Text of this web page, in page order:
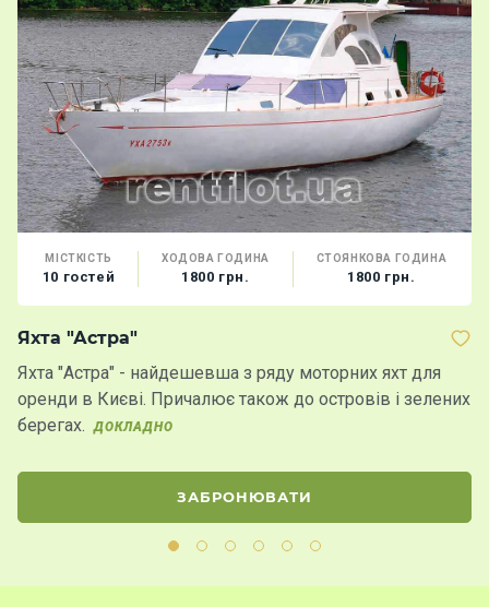
МІСТКІСТЬ
10 гостей
ХОДОВА ГОДИНА
1800 грн.
СТОЯНКОВА ГОДИНА
1800 грн.
Яхта "Астра"
Яхта "Астра" - найдешевша з ряду моторних яхт для
оренди в Києві. Причалює також до островів і зелених
берегах.
ДОКЛАДНО
ЗАБРОНЮВАТИ